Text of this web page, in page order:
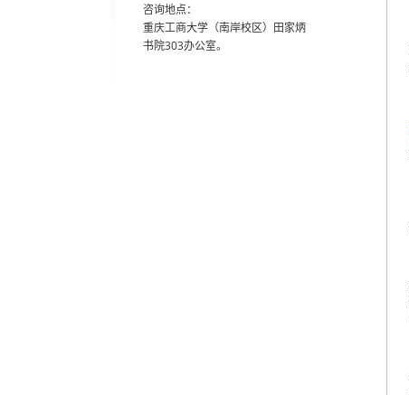
咨询地点：
重庆工商大学（南岸校区）田家炳
书院303办公室。